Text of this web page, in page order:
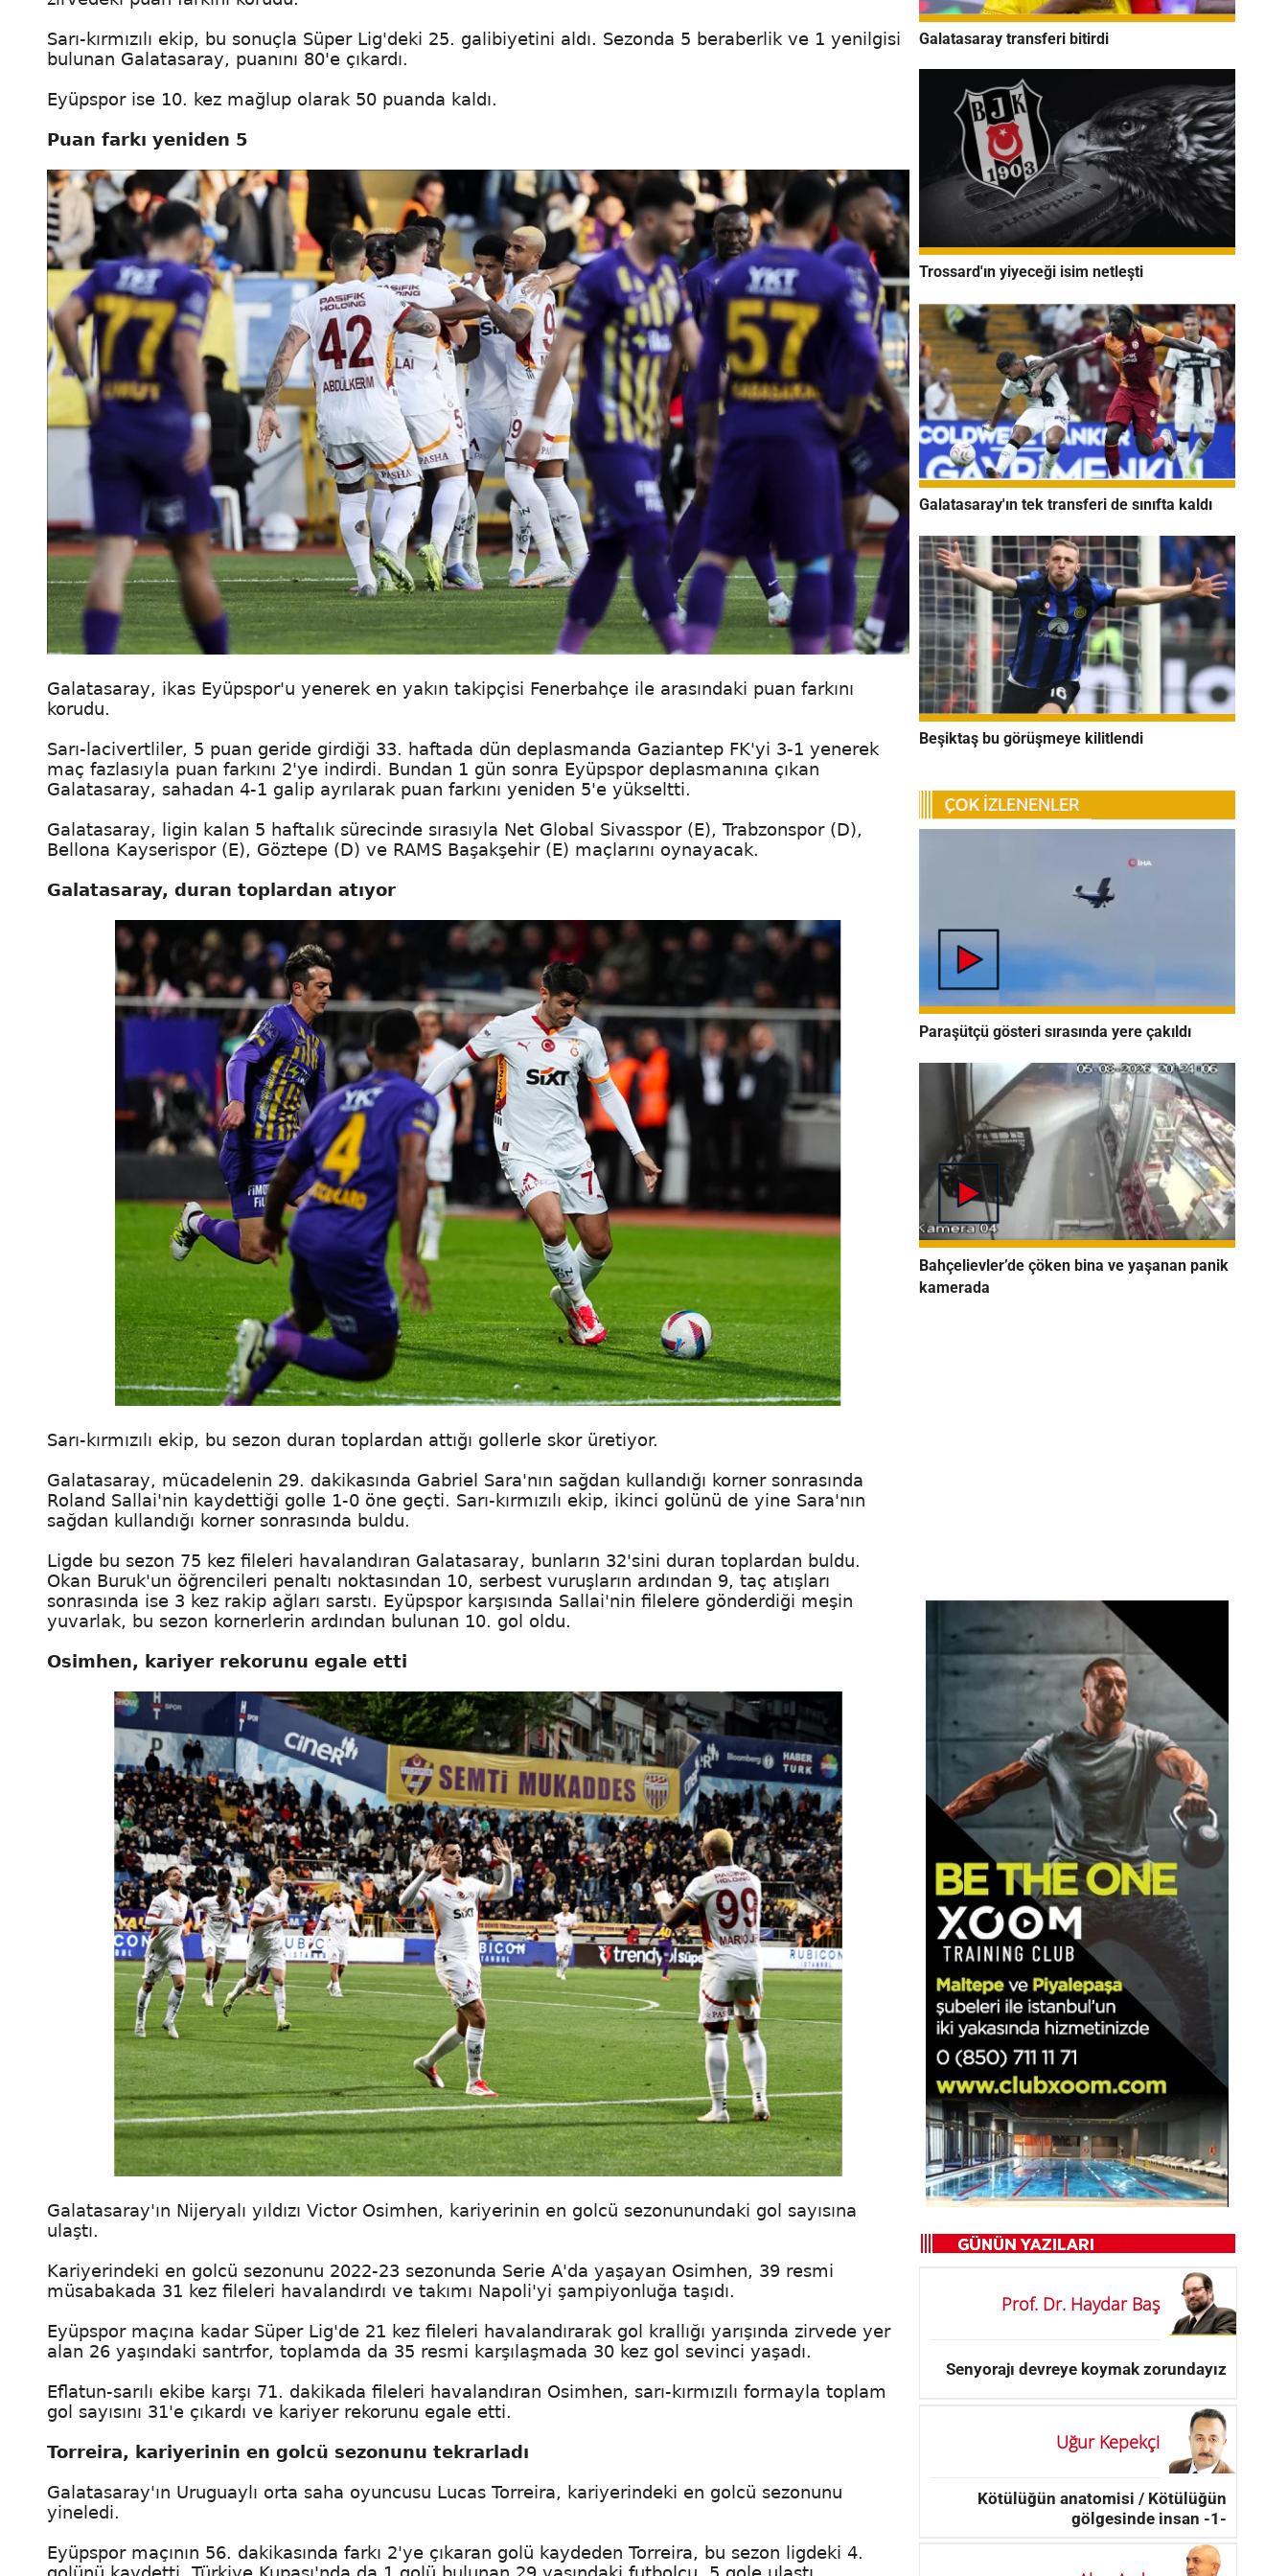
Sarı-kırmızılı ekip, bu sonuçla Süper Lig'deki 25. galibiyetini aldı. Sezonda 5 beraberlik ve 1 yenilgisi
bulunan Galatasaray, puanını 80'e çıkardı.
Eyüpspor ise 10. kez mağlup olarak 50 puanda kaldı.
Puan farkı yeniden 5
Galatasaray, ikas Eyüpspor'u yenerek en yakın takipçisi Fenerbahçe ile arasındaki puan farkını
korudu.
Sarı-lacivertliler, 5 puan geride girdiği 33. haftada dün deplasmanda Gaziantep FK'yi 3-1 yenerek
maç fazlasıyla puan farkını 2'ye indirdi. Bundan 1 gün sonra Eyüpspor deplasmanına çıkan
Galatasaray, sahadan 4-1 galip ayrılarak puan farkını yeniden 5'e yükseltti.
Galatasaray, ligin kalan 5 haftalık sürecinde sırasıyla Net Global Sivasspor (E), Trabzonspor (D),
Bellona Kayserispor (E), Göztepe (D) ve RAMS Başakşehir (E) maçlarını oynayacak.
Galatasaray, duran toplardan atıyor
Sarı-kırmızılı ekip, bu sezon duran toplardan attığı gollerle skor üretiyor.
Galatasaray, mücadelenin 29. dakikasında Gabriel Sara'nın sağdan kullandığı korner sonrasında
Roland Sallai'nin kaydettiği golle 1-0 öne geçti. Sarı-kırmızılı ekip, ikinci golünü de yine Sara'nın
sağdan kullandığı korner sonrasında buldu.
Ligde bu sezon 75 kez fileleri havalandıran Galatasaray, bunların 32'sini duran toplardan buldu.
Okan Buruk'un öğrencileri penaltı noktasından 10, serbest vuruşların ardından 9, taç atışları
sonrasında ise 3 kez rakip ağları sarstı. Eyüpspor karşısında Sallai'nin filelere gönderdiği meşin
yuvarlak, bu sezon kornerlerin ardından bulunan 10. gol oldu.
Osimhen, kariyer rekorunu egale etti
Galatasaray'ın Nijeryalı yıldızı Victor Osimhen, kariyerinin en golcü sezonunundaki gol sayısına
ulaştı.
Kariyerindeki en golcü sezonunu 2022-23 sezonunda Serie A'da yaşayan Osimhen, 39 resmi
müsabakada 31 kez fileleri havalandırdı ve takımı Napoli'yi şampiyonluğa taşıdı.
Eyüpspor maçına kadar Süper Lig'de 21 kez fileleri havalandırarak gol krallığı yarışında zirvede yer
alan 26 yaşındaki santrfor, toplamda da 35 resmi karşılaşmada 30 kez gol sevinci yaşadı.
Eflatun-sarılı ekibe karşı 71. dakikada fileleri havalandıran Osimhen, sarı-kırmızılı formayla toplam
gol sayısını 31'e çıkardı ve kariyer rekorunu egale etti.
Torreira, kariyerinin en golcü sezonunu tekrarladı
Galatasaray'ın Uruguaylı orta saha oyuncusu Lucas Torreira, kariyerindeki en golcü sezonunu
yineledi.
Eyüpspor maçının 56. dakikasında farkı 2'ye çıkaran golü kaydeden Torreira, bu sezon ligdeki 4.
Galatasaray transferi bitirdi
Trossard'ın yiyeceği isim netleşti
Galatasaray'ın tek transferi de sınıfta kaldı
Beşiktaş bu görüşmeye kilitlendi
Paraşütçü gösteri sırasında yere çakıldı
Bahçelievler’de çöken bina ve yaşanan panik
kamerada
Prof. Dr. Haydar Baş
Senyorajı devreye koymak zorundayız
Uğur Kepekçi
Kötülüğün anatomisi / Kötülüğün
gölgesinde insan -1-